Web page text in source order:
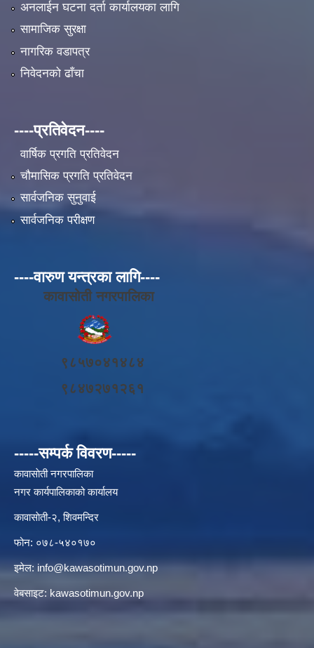
अनलाईन घटना दर्ता कार्यालयका लागि
सामाजिक सुरक्षा
नागरिक वडापत्र
निवेदनको ढाँचा
----प्रतिवेदन----
वार्षिक प्रगति प्रतिवेदन
चौमासिक प्रगति प्रतिवेदन
सार्वजनिक सुनुवाई
सार्वजनिक परीक्षण
----वारुण यन्त्रका लागि----
कावासोती नगरपालिका
९८५७०४१४८४
९८४७२७१२६१
-----सम्पर्क विवरण-----
कावासाेती नगरपालिका
नगर कार्यपालिकाको कार्यालय
कावासाेती-२, शिवमन्दिर
फोन: ०७८-५४०१७०
इमेल: info@kawasotimun.gov.np
वेबसाइट: kawasotimun.gov.np